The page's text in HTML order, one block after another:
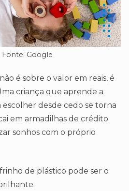
Fonte: Google
é sobre o valor em reais, é
criança que aprende a
escolher desde cedo se torna
em armadilhas de crédito
sonhos com o próprio
de plástico pode ser o